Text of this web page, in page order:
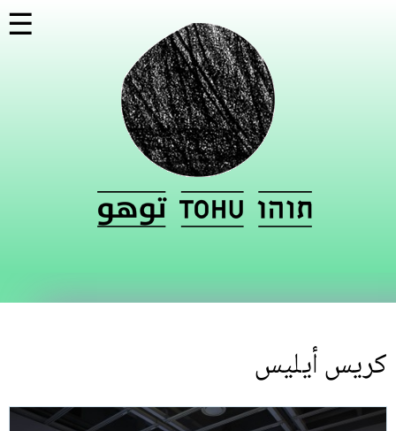
الرئيسي
☰
كريس أيليس